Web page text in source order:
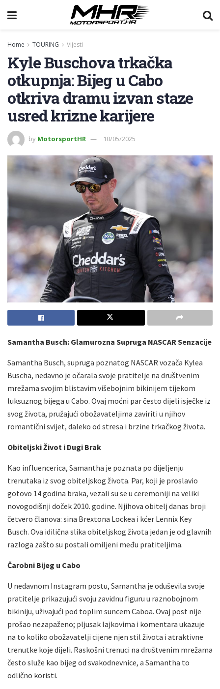
Home TOURING Vijesti
Kyle Buschova trkačka
otkupnja: Bijeg u Cabo
otkriva dramu izvan staze
usred krizne karijere
by MotorsportHR 10/05/2025
Samantha Busch: Glamurozna Supruga NASCAR Senzacije
Samantha Busch, supruga poznatog NASCAR vozača Kylea
Buscha, nedavno je očarala svoje pratitelje na društvenim
mrežama svojim blistavim višebojnim bikinijem tijekom
luksuznog bijega u Cabo. Ovaj moćni par često dijeli isječke iz
svog života, pružajući obožavateljima zaviriti u njihov
romantični svijet, daleko od stresa i brzine trkačkog života.
Obiteljski Život i Dugi Brak
Kao influencerica, Samantha je poznata po dijeljenju
trenutaka iz svog obiteljskog života. Par, koji je proslavio
gotovo 14 godina braka, vezali su se u ceremoniji na veliki
novogodišnji doček 2010. godine. Njihova obitelj danas broji
četvero članova: sina Brextona Lockea i kćer Lennix Key
Busch. Ova idilična slika obiteljskog života jedan je od glavnih
razloga zašto su postali omiljeni među pratiteljima.
Čarobni Bijeg u Cabo
U nedavnom Instagram postu, Samantha je oduševila svoje
pratitelje prikazujući svoju zavidnu figuru u raznobojnom
bikiniju, uživajući pod toplim suncem Caboa. Ovaj post nije
prošao nezapaženo; pljusak lajkovima i komentara ukazuje
na to koliko obožavatelji cijene njen stil života i atraktivne
trenutke koje dijeli. Raskošni trenuci na društvenim mrežama
često služe kao bijeg od svakodnevnice, a Samantha to
odlično koristi.